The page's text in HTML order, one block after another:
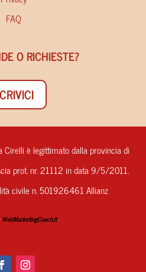
FAQ
O RICHIESTE?
Cirelli è legittimato dalla provincia di
prot. nr. 21112 in data 9/5/2011.
civile n. 501926461 Allianz
WebMarketingCoach.it